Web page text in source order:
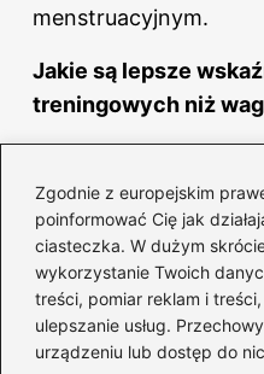
Zgodnie z europejskim
poinformować Cię jak
ciasteczka. W dużym
wykorzystanie Twoich
treści, pomiar reklam i
ulepszanie usług.
urządzeniu lub dostęp do
menstruacyjnym.
Jakie są lepsze
treningowych niż
wskaźnikiem
waga. To one lepiej
wysiłków i zmiany w
surowe liczby na
Jakie przekąski są